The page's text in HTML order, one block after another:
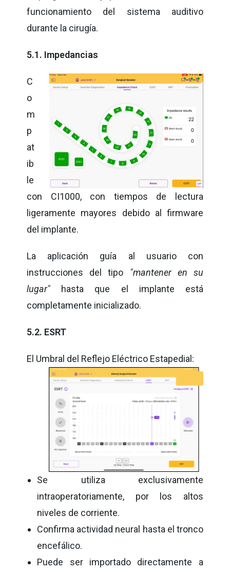
funcionamiento del sistema auditivo
durante la cirugía.
5.1. Impedancias
C
o
m
p
at
ib
le
con CI1000, con tiempos de lectura
ligeramente mayores debido al firmware
del implante.
La aplicación guía al usuario con
instrucciones del tipo "mantener en su
lugar" hasta que el implante está
completamente inicializado.
5.2. ESRT
El Umbral del Reflejo Eléctrico Estapedial:
Se utiliza exclusivamente
intraoperatoriamente, por los altos
niveles de corriente.
Confirma actividad neural hasta el tronco
encefálico.
Puede ser importado directamente a